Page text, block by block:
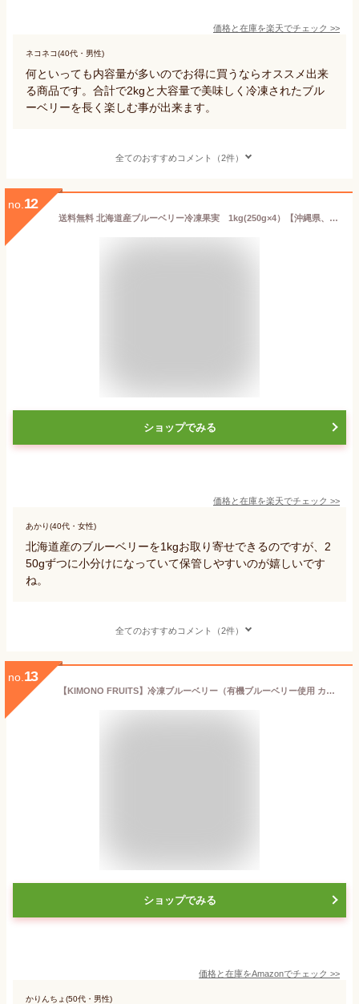
価格と在庫を楽天でチェック >>
ネコネコ(40代・男性)
何といっても内容量が多いのでお得に買うならオススメ出来
る商品です。合計で2kgと大容量で美味しく冷凍されたブル
ーベリーを長く楽しむ事が出来ます。
全てのおすすめコメント（2件）
no. 12
送料無料 北海道産ブルーベリー冷凍果実 1kg(250g×4）【沖縄県、一部離島は別途追加送料500円を加算させていただきます。】
ショップでみる
価格と在庫を楽天でチェック >>
あかり(40代・女性)
北海道産のブルーベリーを1kgお取り寄せできるのですが、2
50gずつに小分けになっていて保管しやすいのが嬉しいです
ね。
全てのおすすめコメント（2件）
no. 13
【KIMONO FRUITS】冷凍ブルーベリー（有機ブルーベリー使用 カナダ産）2ｋｇ（1000g×２） 有機栽培、オーガニックブルーベリー使用し、真空冷凍加工しました。
ショップでみる
価格と在庫をAmazonでチェック >>
かりんちょ(50代・男性)